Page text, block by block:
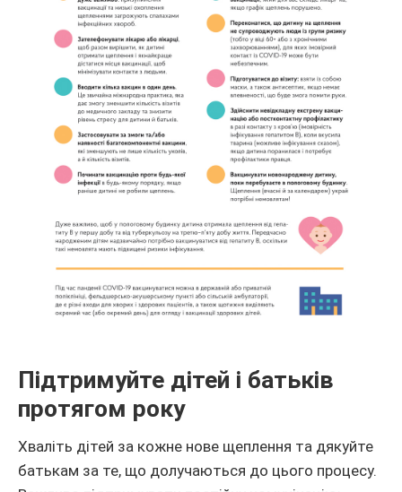
Підтримуйте дітей і батьків
протягом року
Хваліть дітей за кожне нове щеплення та дякуйте
батькам за те, що долучаються до цього процесу.